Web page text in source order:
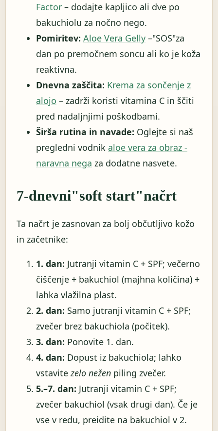
Factor – dodajte kapljico ali dve po
bakuchiolu za nočno nego.
Pomiritev: Aloe Vera Gelly –"SOS"za
dan po premočnem soncu ali ko je koža
reaktivna.
Dnevna zaščita: Krema za sončenje z
alojo – zadrži koristi vitamina C in ščiti
pred nadaljnjimi poškodbami.
Širša rutina in navade: Oglejte si naš
pregledni vodnik aloe vera za obraz -
naravna nega za dodatne nasvete.
7-dnevni"soft start"načrt
Ta načrt je zasnovan za bolj občutljivo kožo
in začetnike:
1. dan: Jutranji vitamin C + SPF; večerno
čiščenje + bakuchiol (majhna količina) +
lahka vlažilna plast.
2. dan: Samo jutranji vitamin C + SPF;
zvečer brez bakuchiola (počitek).
3. dan: Ponovite 1. dan.
4. dan: Dopust iz bakuchiola; lahko
vstavite zelo nežen piling zvečer.
5.–7. dan: Jutranji vitamin C + SPF;
zvečer bakuchiol (vsak drugi dan). Če je
vse v redu, preidite na bakuchiol v 2.